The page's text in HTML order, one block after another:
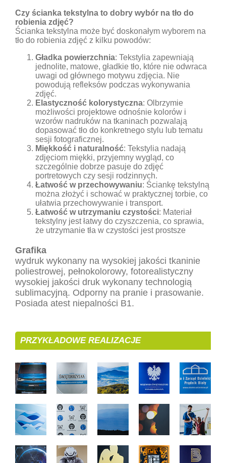
Czy ścianka tekstylna to dobry wybór na tło do
robienia zdjęć?
Ścianka tekstylna może być doskonałym wyborem na
tło do robienia zdjęć z kilku powodów:
Gładka powierzchnia: Tekstylia zapewniają
jednolite, matowe, gładkie tło, które nie odwraca
uwagi od głównego motywu zdjęcia. Nie
powodują refleksów podczas wykonywania
zdjęć.
Elastyczność kolorystyczna: Olbrzymie
możliwości projektowe odnośnie kolorów i
wzorów nadruków na tkaninach pozwalają
dopasować tło do konkretnego stylu lub tematu
sesji fotograficznej.
Miękkość i naturalność: Tekstylia nadają
zdjęciom miękki, przyjemny wygląd, co
szczególnie dobrze pasuje do zdjęć
portretowych czy sesji rodzinnych.
Łatwość w przechowywaniu: Ściankę tekstylną
można złożyć i schować w praktycznej torbie, co
ułatwia przechowywanie i transport.
Łatwość w utrzymaniu czystości: Materiał
tekstylny jest łatwy do czyszczenia, co sprawia,
że utrzymanie tła w czystości jest prostsze
Grafika
wydruk wykonany na wysokiej jakości tkaninie
poliestrowej, pełnokolorowy, fotorealistyczny
wysokiej jakości druk wykonany technologią
sublimacyjną. Odporny na pranie i prasowanie.
Posiada atest niepalności B1.
PRZYKŁADOWE REALIZACJE